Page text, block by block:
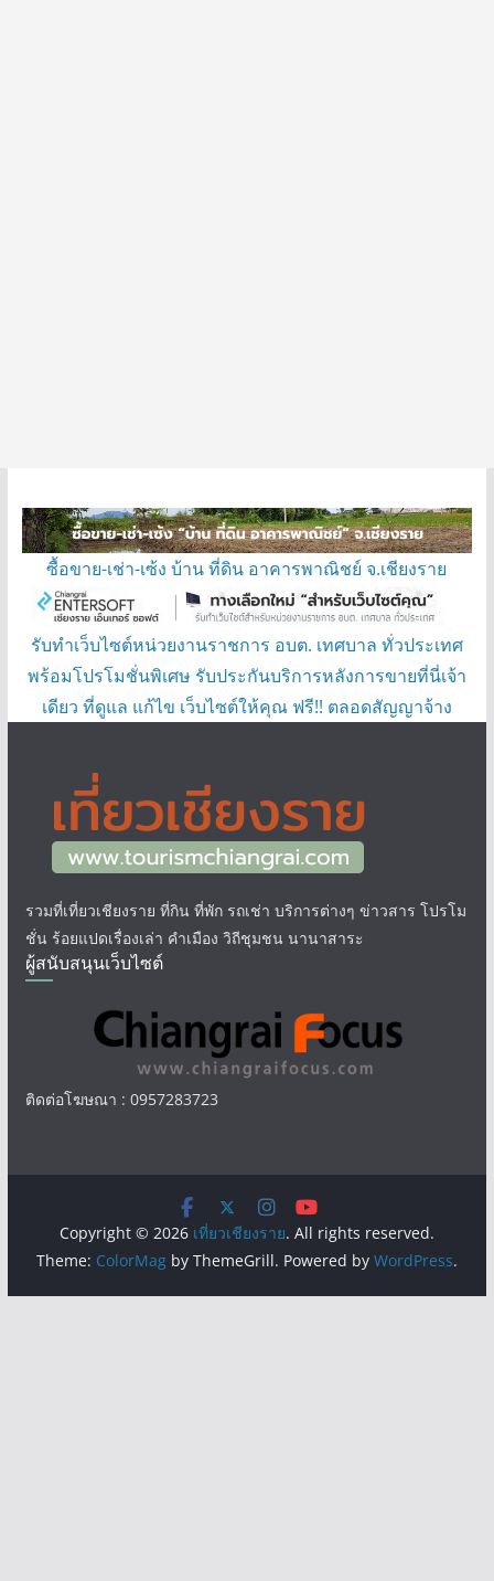
ซื้อขาย-เช่า-เซ้ง บ้าน ที่ดิน อาคารพาณิชย์ จ.เชียงราย
รับทำเว็บไซต์หน่วยงานราชการ อบต. เทศบาล ทั่วประเทศ
พร้อมโปรโมชั่นพิเศษ รับประกันบริการหลังการขายที่นี่เจ้า
เดียว ที่ดูแล แก้ไข เว็บไซต์ให้คุณ ฟรี!! ตลอดสัญญาจ้าง
รวมที่เที่ยวเชียงราย ที่กิน ที่พัก รถเช่า บริการต่างๆ ข่าวสาร โปรโม
ชั่น ร้อยแปดเรื่องเล่า คำเมือง วิถีชุมชน นานาสาระ
ผู้สนับสนุนเว็บไซต์
ติดต่อโฆษณา : 0957283723
Copyright © 2026 เที่ยวเชียงราย. All rights reserved.
Theme: ColorMagby ThemeGrill. Powered by WordPress.